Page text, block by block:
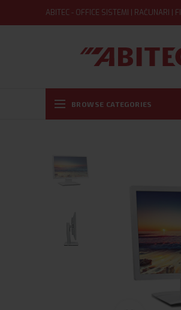
ABITEC - OFFICE SISTEMI | RAČUNARI |
BROWSE CATEGORIES